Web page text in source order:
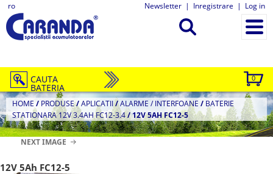
ro Newsletter | Inregistrare | Log in
0
CAUTA
BATERIA
HOME / PRODUSE/APLICATII/ALARME / INTERFOANE / BATERIE
STATIONARA 12V 3.4AH FC12-3.4/12V 5AH FC12-5
NEXT IMAGE
12V 5Ah FC12-5